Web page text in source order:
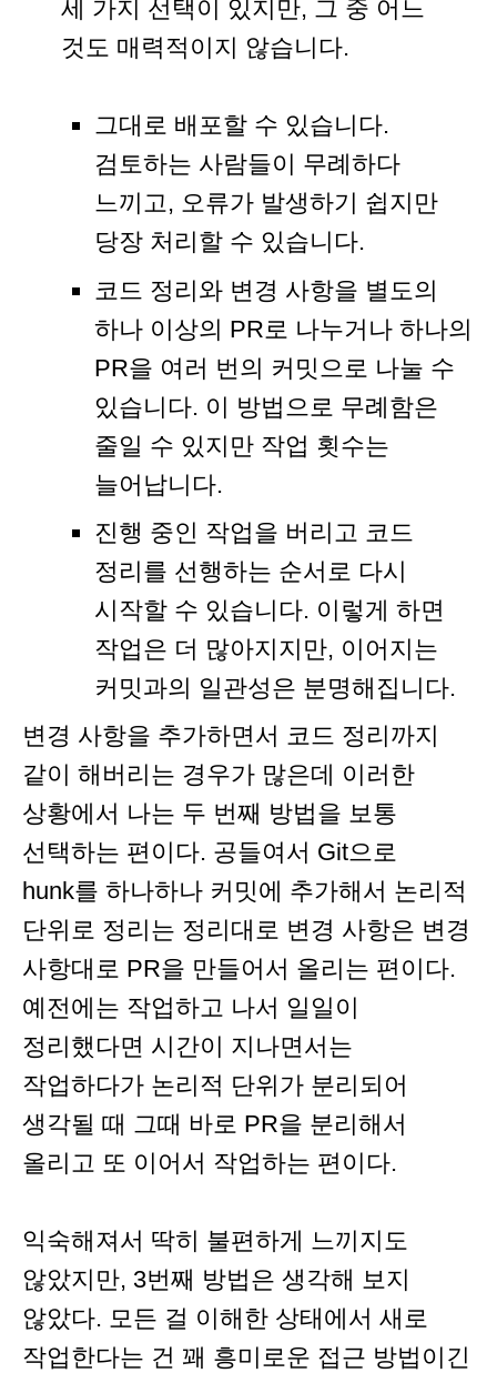
세 가지 선택이 있지만, 그 중 어느
것도 매력적이지 않습니다.
그대로 배포할 수 있습니다.
검토하는 사람들이 무례하다
느끼고, 오류가 발생하기 쉽지만
당장 처리할 수 있습니다.
코드 정리와 변경 사항을 별도의
하나 이상의 PR로 나누거나 하나의
PR을 여러 번의 커밋으로 나눌 수
있습니다. 이 방법으로 무례함은
줄일 수 있지만 작업 횟수는
늘어납니다.
진행 중인 작업을 버리고 코드
정리를 선행하는 순서로 다시
시작할 수 있습니다. 이렇게 하면
작업은 더 많아지지만, 이어지는
커밋과의 일관성은 분명해집니다.
변경 사항을 추가하면서 코드 정리까지
같이 해버리는 경우가 많은데 이러한
상황에서 나는 두 번째 방법을 보통
선택하는 편이다. 공들여서 Git으로
hunk를 하나하나 커밋에 추가해서 논리적
단위로 정리는 정리대로 변경 사항은 변경
사항대로 PR을 만들어서 올리는 편이다.
예전에는 작업하고 나서 일일이
정리했다면 시간이 지나면서는
작업하다가 논리적 단위가 분리되어
생각될 때 그때 바로 PR을 분리해서
올리고 또 이어서 작업하는 편이다.
익숙해져서 딱히 불편하게 느끼지도
않았지만, 3번째 방법은 생각해 보지
않았다. 모든 걸 이해한 상태에서 새로
작업한다는 건 꽤 흥미로운 접근 방법이긴